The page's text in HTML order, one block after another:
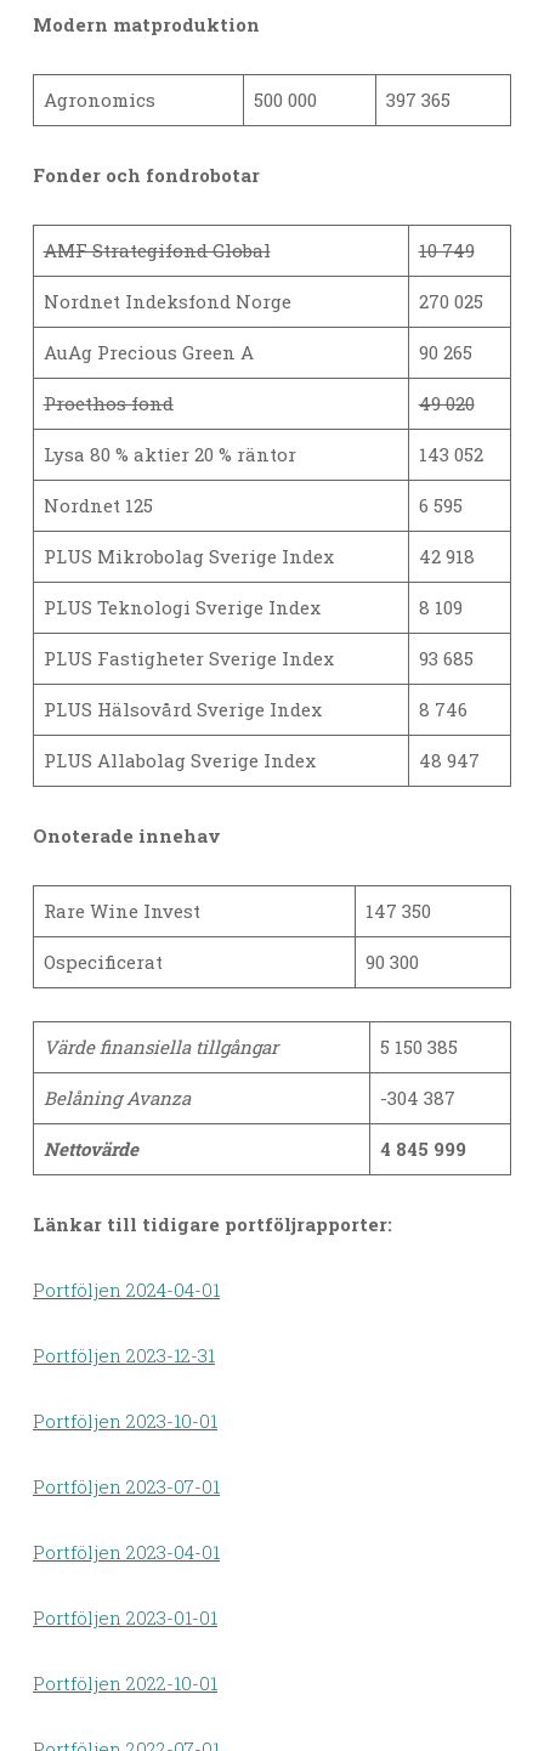
Modern matproduktion
Agronomics 500 000 397 365
Fonder och fondrobotar
AMF Strategifond Global 10 749
Nordnet Indeksfond Norge 270 025
AuAg Precious Green A 90 265
Proethos fond 49 020
Lysa 80 % aktier 20 % räntor 143 052
Nordnet 125 6 595
PLUS Mikrobolag Sverige Index 42 918
PLUS Teknologi Sverige Index 8 109
PLUS Fastigheter Sverige Index 93 685
PLUS Hälsovård Sverige Index 8 746
PLUS Allabolag Sverige Index 48 947
Onoterade innehav
Rare Wine Invest 147 350
Ospecificerat 90 300
Värde finansiella tillgångar 5 150 385
Belåning Avanza -304 387
Nettovärde 4 845 999
Länkar till tidigare portföljrapporter:
Portföljen 2024-04-01
Portföljen 2023-12-31
Portföljen 2023-10-01
Portföljen 2023-07-01
Portföljen 2023-04-01
Portföljen 2023-01-01
Portföljen 2022-10-01